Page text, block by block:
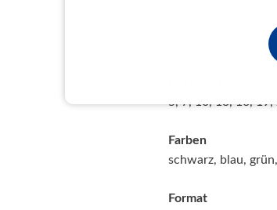
Buchbinder
5, 7, 10, 13, 16,
Farben
schwarz, blau,
Format